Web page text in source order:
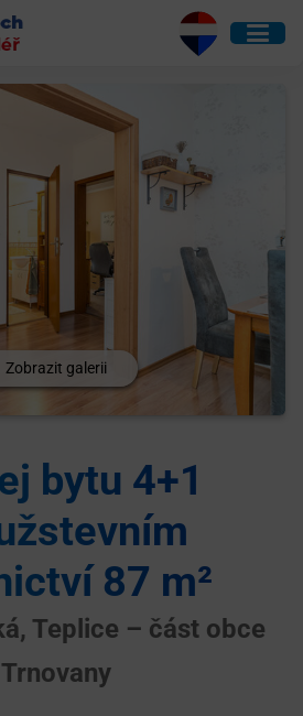
Zobrazit galerii
bytu 4+1
87 m²
Teplice – část obce
Trnovany